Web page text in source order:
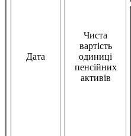
Дата
Чиста
вартість
одиниці
пенсійних
активів